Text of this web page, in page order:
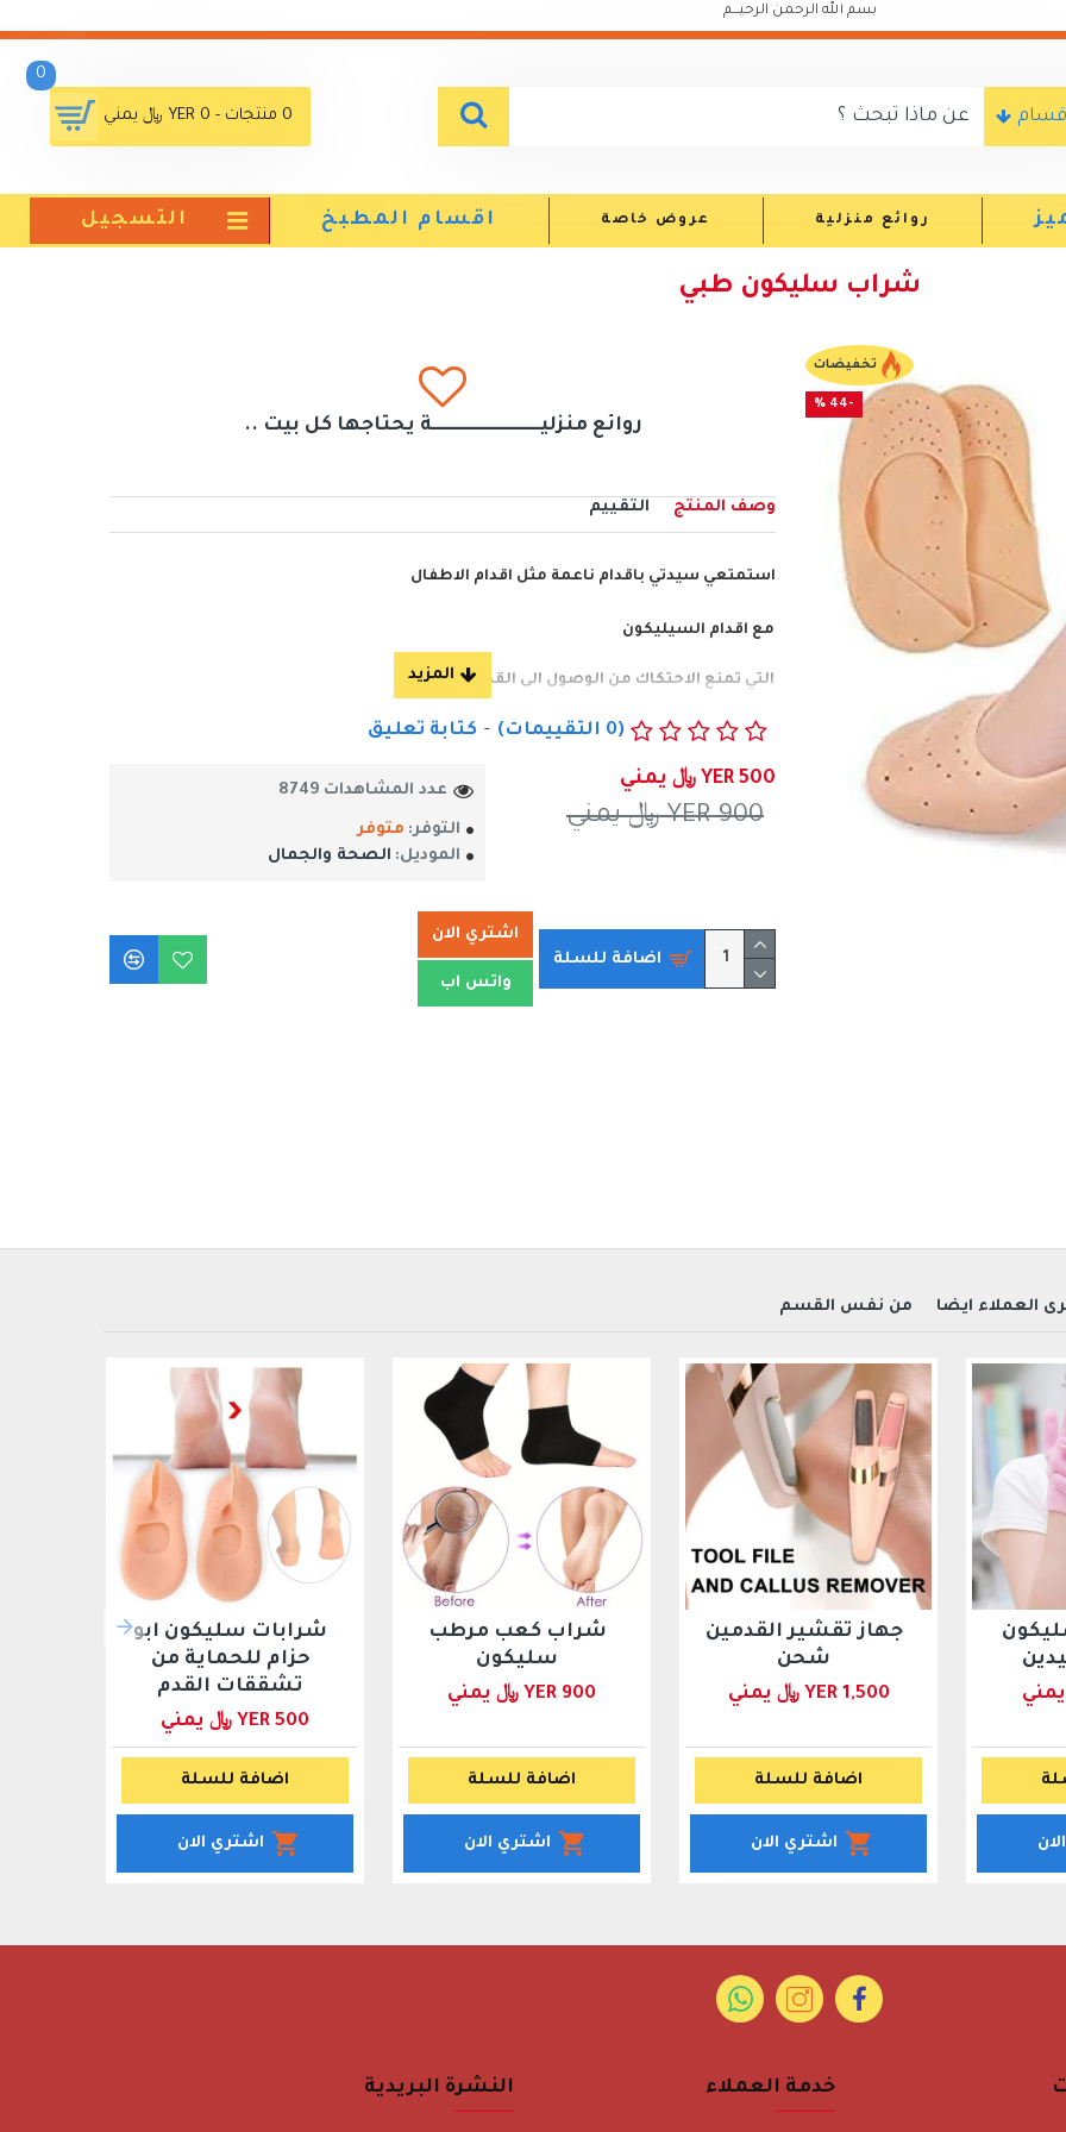
بسم الله الرحمن الرحيـــم
0 منتجات - YER 0 ﷼ يمني
0
روائع منزلية عروض خاصة اقسام المطبخ التسجيل
شراب سليكون طبي
تخفيضات
-44 %
روائع منزليــــــــــــــــــــــــــــــة يحتاجها كل بيت ..
وصف المنتج التقييم
استمتعي سيدتي باقدام ناعمة مثل اقدام الاطفال
مع اقدام السيليكون
التي تمنع الاحتكاك من الوصول الى القدم
وتحافظ على رطوبة اقدامك
لكي تمنع البشرة الجافة و التشققات البشعة في قدمك
احصلي عليها الان ..
(0 التقييمات) - كتابة تعليق
YER 500 ﷼ يمني
YER 900 ﷼ يمني التوفر: متوفر
الموديل: الصحة والجمال
عدد المشاهدات 8749
اضافة للسلة
اشتري الان
واتس اب
العملاء ايضاً من نفس القسم
جهاز تقشير القدمين
شحن
YER 1,500 ﷼ يمني
اضافة للسلة
اشتري الان
شراب كعب مرطب
سليكون
YER 900 ﷼ يمني
اضافة للسلة
اشتري الان
شرابات سليكون ابو
حزام للحماية من
تشققات القدم
YER 500 ﷼ يمني
اضافة للسلة
اشتري الان
خدمة العملاء النشرة البريدية